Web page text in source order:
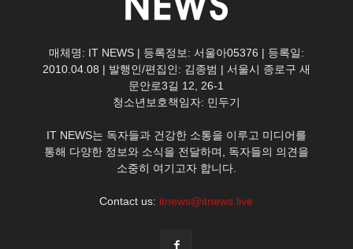
매체명: IT NEWS | 등록정보: 서울아05376 | 등록일:
2010.04.08 | 발행인/편집인: 김종범 | 서울시 종로구 새
문안로3길 12, 26-1
청소년보호책임자: 민두기
IT NEWS는 독자들과 건강한 소통을 이루고 미디어를
통해 다양한 정보와 소식을 전달하며, 독자들의 의견을
소중히 여기고자 합니다.
Contact us: itnews@itnews.live